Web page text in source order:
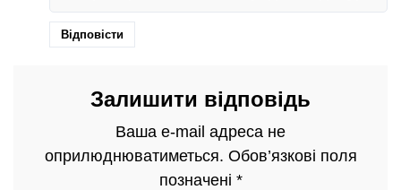
Відповісти
Залишити відповідь
Ваша e-mail адреса не
оприлюднюватиметься. Обов’язкові поля
позначені *